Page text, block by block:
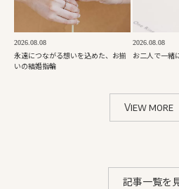
2026.08.08
永遠につながる想いを込めた、お揃
いの結婚指輪
2026.08.08
お二人で一緒
View more
記事一覧を